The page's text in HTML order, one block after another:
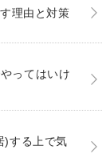
理由と対策
ってはいけ
)する上で気